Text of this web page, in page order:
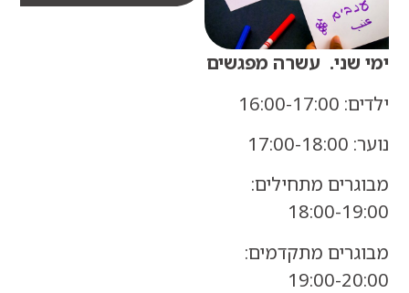
עשרה מפגשים
מתחילים:
18:00-
מתקדמים:
19:00-